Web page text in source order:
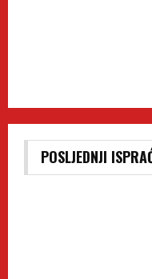
POSLJEDNJI